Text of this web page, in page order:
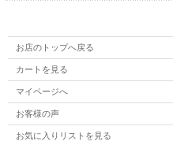
お店のトップへ戻る
カートを見る
マイページへ
お客様の声
お気に入りリストを見る